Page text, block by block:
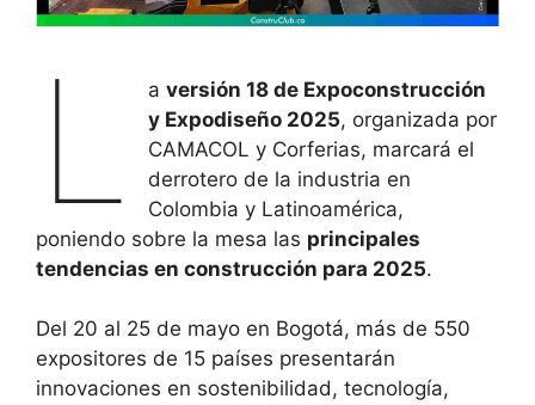
L aversión 18 de Expoconstrucción
y Expodiseño 2025, organizada por
CAMACOL y Corferias, marcará el
derrotero de la industria en
Colombia y Latinoamérica,
poniendo sobre la mesa las principales
tendencias en construcción para 2025.
Del 20 al 25 de mayo en Bogotá, más de 550
expositores de 15 países presentarán
innovaciones en sostenibilidad, tecnología,